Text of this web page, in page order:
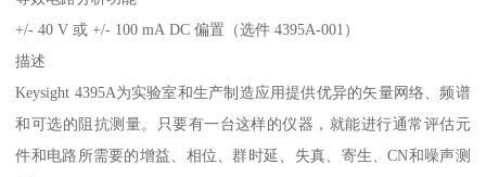
+/- 40 V 或 +/- 100 mA DC 偏置（选件 4395A-001）
描述
Keysight 4395A为实验室和生产制造应用提供优异的矢量网络、频谱
和可选的阻抗测量。只要有一台这样的仪器，就能进行通常评估元
件和电路所需要的增益、相位、群时延、失真、寄生、CN和噪声测